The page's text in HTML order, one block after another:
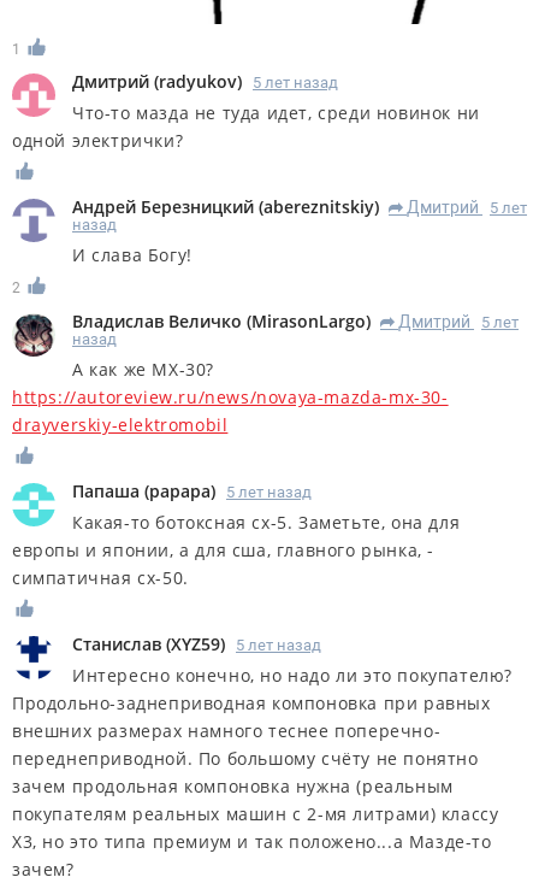
1
Дмитрий (radyukov) 5 лет назад
Что-то мазда не туда идет, среди новинок ни
одной электрички?
Андрей Березницкий (abereznitskiy) R Дмитрий
5 лет
назад
И слава Богу!
2
Владислав Величко (MirasonLargo) R Дмитрий
5 лет
назад
А как же MX-30?
https://autoreview.ru/news/novaya-mazda-mx-30-
drayverskiy-elektromobil
Папаша (papapa) 5 лет назад
Какая-то ботоксная cx-5. Заметьте, она для
европы и японии, а для сша, главного рынка, -
симпатичная cx-50.
Станислав (XYZ59) 5 лет назад
Интересно конечно, но надо ли это покупателю?
Продольно-заднеприводная компоновка при равных
внешних размерах намного теснее поперечно-
переднеприводной. По большому счёту не понятно
зачем продольная компоновка нужна (реальным
покупателям реальных машин с 2-мя литрами) классу
Х3, но это типа премиум и так положено...а Мазде-то
зачем?